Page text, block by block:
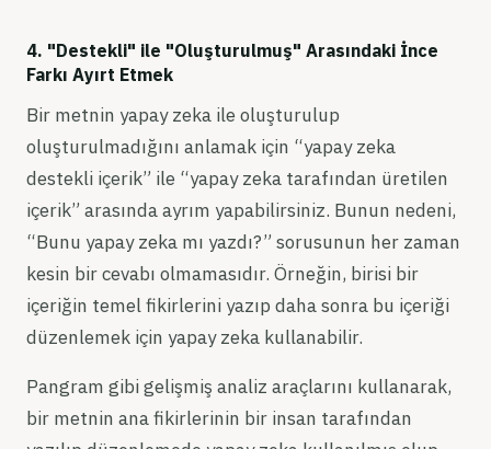
4. "Destekli" ile "Oluşturulmuş" Arasındaki İnce
Farkı Ayırt Etmek
Bir metnin yapay zeka ile oluşturulup
oluşturulmadığını anlamak için “yapay zeka
destekli içerik” ile “yapay zeka tarafından üretilen
içerik” arasında ayrım yapabilirsiniz. Bunun nedeni,
“Bunu yapay zeka mı yazdı?” sorusunun her zaman
kesin bir cevabı olmamasıdır. Örneğin, birisi bir
içeriğin temel fikirlerini yazıp daha sonra bu içeriği
düzenlemek için yapay zeka kullanabilir.
Pangram gibi gelişmiş analiz araçlarını kullanarak,
bir metnin ana fikirlerinin bir insan tarafından